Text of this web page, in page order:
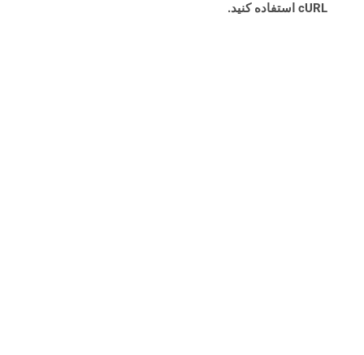
cURL استفاده کنید.